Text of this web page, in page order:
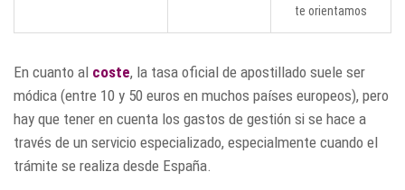
te orientamos
En cuanto al coste, la tasa oficial de apostillado suele ser
módica (entre 10 y 50 euros en muchos países europeos), pero
hay que tener en cuenta los gastos de gestión si se hace a
través de un servicio especializado, especialmente cuando el
trámite se realiza desde España.